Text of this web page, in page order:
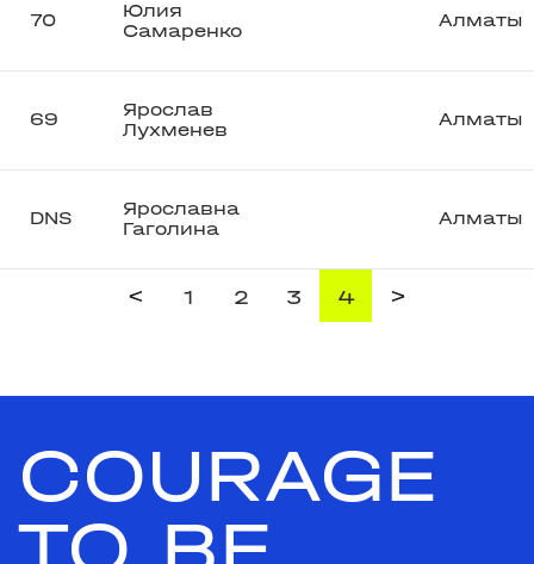
70
Юлия
Самаренко
Алматы
69
Ярослав
Лухменев
Алматы
DNS
Ярославна
Гаголина
Алматы
< 1 2 3 4 >
COURAGE